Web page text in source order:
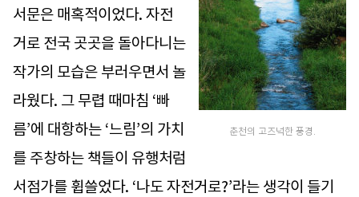
춘천의 고즈넉한 풍경.
서문은 매혹적이었다. 자전
거로 전국 곳곳을 돌아다니는
작가의 모습은 부러우면서 놀
라웠다. 그 무렵 때마침 ‘빠
름’에 대항하는 ‘느림’의 가치
를 주창하는 책들이 유행처럼
서점가를 휩쓸었다. ‘나도 자전거로?’라는 생각이 들기